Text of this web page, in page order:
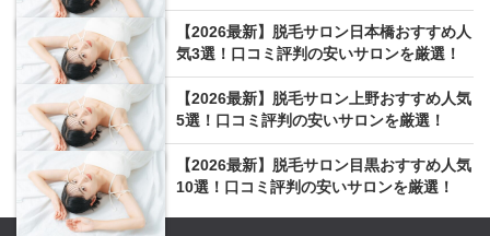
【2026最新】脱毛サロン日本橋おすすめ人
気3選！口コミ評判の安いサロンを厳選！
【2026最新】脱毛サロン上野おすすめ人気
5選！口コミ評判の安いサロンを厳選！
【2026最新】脱毛サロン目黒おすすめ人気
10選！口コミ評判の安いサロンを厳選！